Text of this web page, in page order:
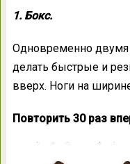
1. Бокс.
Одновременно
делать быстрые и
вверх. Ноги на
Повторить 30 раз